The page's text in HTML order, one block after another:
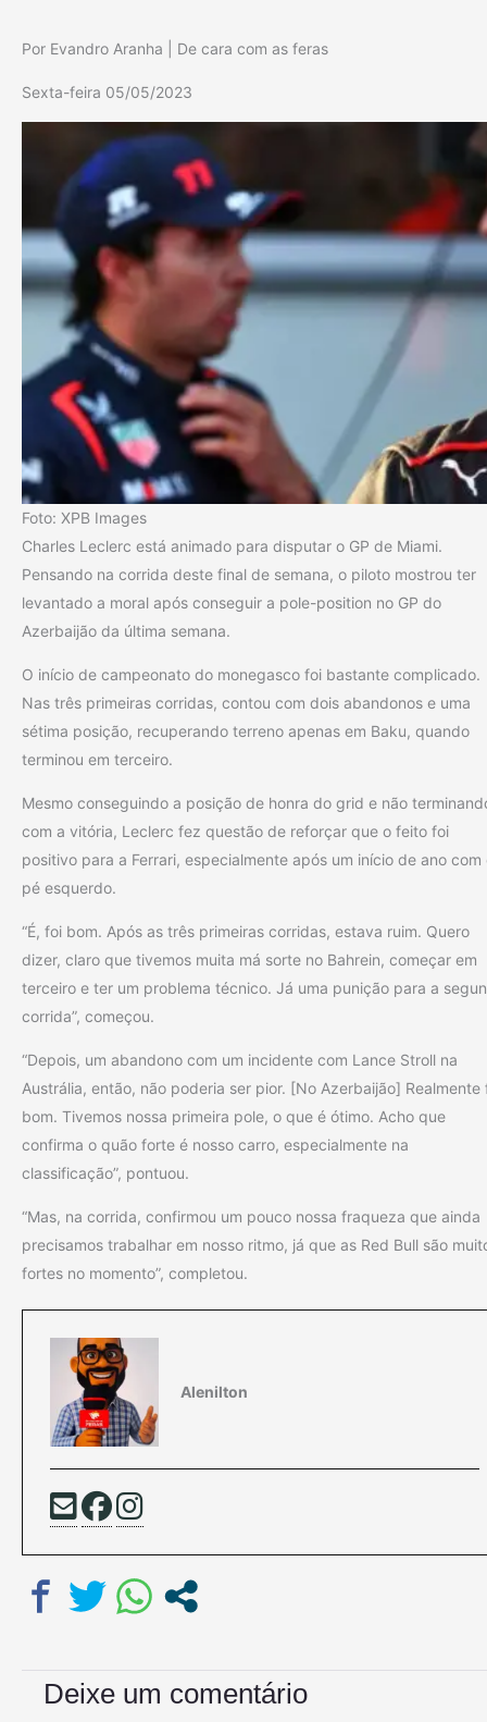
Por Evandro Aranha | De cara com as feras
Sexta-feira 05/05/2023
Foto: XPB Images
Charles Leclerc está animado para disputar o GP de Miami.
Pensando na corrida deste final de semana, o piloto mostrou ter
levantado a moral após conseguir a pole-position no GP do
Azerbaijão da última semana.
O início de campeonato do monegasco foi bastante complicado.
Nas três primeiras corridas, contou com dois abandonos e uma
sétima posição, recuperando terreno apenas em Baku, quando
terminou em terceiro.
Mesmo conseguindo a posição de honra do grid e não
com a vitória, Leclerc fez questão de reforçar que o feito foi
positivo para a Ferrari, especialmente após um início de ano com
pé esquerdo.
“É, foi bom. Após as três primeiras corridas, estava ruim. Quero
dizer, claro que tivemos muita má sorte no Bahrein, começar em
terceiro e ter um problema técnico. Já uma punição para a
corrida”, começou.
“Depois, um abandono com um incidente com Lance Stroll na
Austrália, então, não poderia ser pior. [No Azerbaijão] Realmente
bom. Tivemos nossa primeira pole, o que é ótimo. Acho que
confirma o quão forte é nosso carro, especialmente na
classificação”, pontuou.
“Mas, na corrida, confirmou um pouco nossa fraqueza que ainda
precisamos trabalhar em nosso ritmo, já que as Red Bull são
fortes no momento”, completou.
Alenilton
Deixe um comentário